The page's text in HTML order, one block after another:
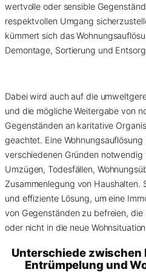
wertvolle oder sensible
respektvollen Umgang
kümmert sich das
Demontage, Sortierung und
Dabei wird auch auf die
und die mögliche Weitergabe von
Gegenständen an karitative
geachtet. Eine
verschiedenen Gründen
Umzügen, Todesfällen,
Zusammenlegung von Haushalten.
und effiziente Lösung, um eine
von Gegenständen zu befreien,
oder nicht in die neue
Unterschiede
Entrümpelung und